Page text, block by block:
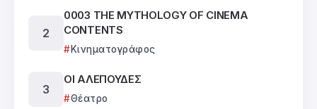
0003 THE MYTHOLOGY OF CINEMA
CONTENTS
Κινηματογράφος
ΟΙ ΑΛΕΠΟΥΔΕΣ
Θέατρο